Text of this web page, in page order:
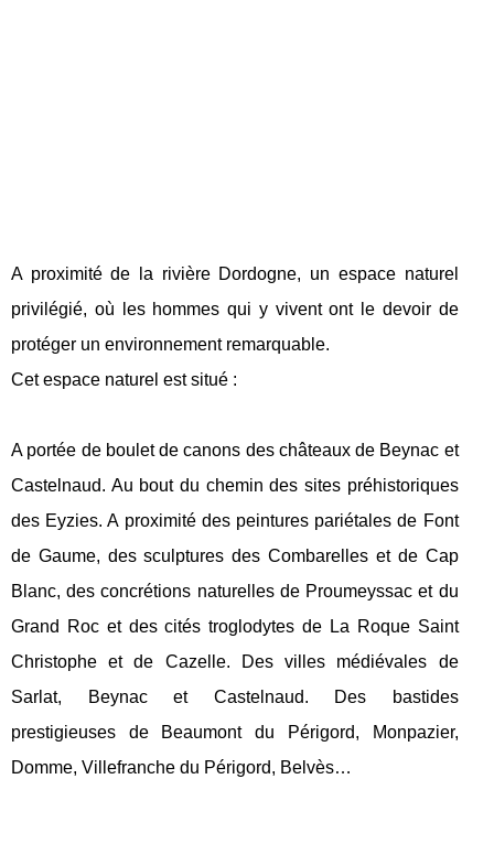
A proximité de la rivière Dordogne, un espace naturel
privilégié, où les hommes qui y vivent ont le devoir de
protéger un environnement remarquable.
Cet espace naturel est situé :
A portée de boulet de canons des châteaux de Beynac et
Castelnaud. Au bout du chemin des sites préhistoriques
des Eyzies. A proximité des peintures pariétales de Font
de Gaume, des sculptures des Combarelles et de Cap
Blanc, des concrétions naturelles de Proumeyssac et du
Grand Roc et des cités troglodytes de La Roque Saint
Christophe et de Cazelle. Des villes médiévales de
Sarlat, Beynac et Castelnaud. Des bastides
prestigieuses de Beaumont du Périgord, Monpazier,
Domme, Villefranche du Périgord, Belvès…